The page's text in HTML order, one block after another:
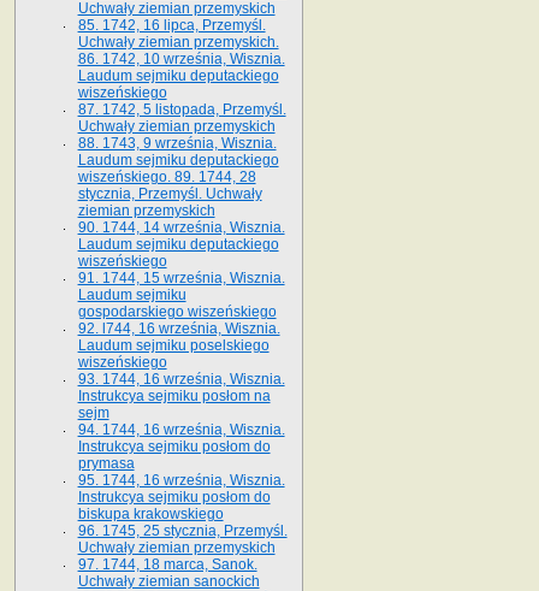
Uchwały ziemian przemyskich
85. 1742, 16 lipca, Przemyśl.
Uchwały ziemian przemyskich.
86. 1742, 10 września, Wisznia.
Laudum sejmiku deputackiego
wiszeńskiego
87. 1742, 5 listopada, Przemyśl.
Uchwały ziemian przemyskich
88. 1743, 9 września, Wisznia.
Laudum sejmiku deputackiego
wiszeńskiego. 89. 1744, 28
stycznia, Przemyśl. Uchwały
ziemian przemyskich
90. 1744, 14 września, Wisznia.
Laudum sejmiku deputackiego
wiszeńskiego
91. 1744, 15 września, Wisznia.
Laudum sejmiku
gospodarskiego wiszeńskiego
92. l744, 16 września, Wisznia.
Laudum sejmiku poselskiego
wiszeńskiego
93. 1744, 16 września, Wisznia.
Instrukcya sejmiku posłom na
sejm
94. 1744, 16 września, Wisznia.
Instrukcya sejmiku posłom do
prymasa
95. 1744, 16 września, Wisznia.
Instrukcya sejmiku posłom do
biskupa krakowskiego
96. 1745, 25 stycznia, Przemyśl.
Uchwały ziemian przemyskich
97. 1744, 18 marca, Sanok.
Uchwały ziemian sanockich